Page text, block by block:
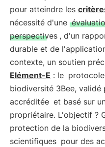
pour atteindre les
nécessité d'une
perspectives , d'un
durable et de
contexte, un soutien
Elément-E : le
biodiversité 3Bee,
accréditée et basé sur
propriétaire. L'objectif ?
protection de la
scientifiques pour des